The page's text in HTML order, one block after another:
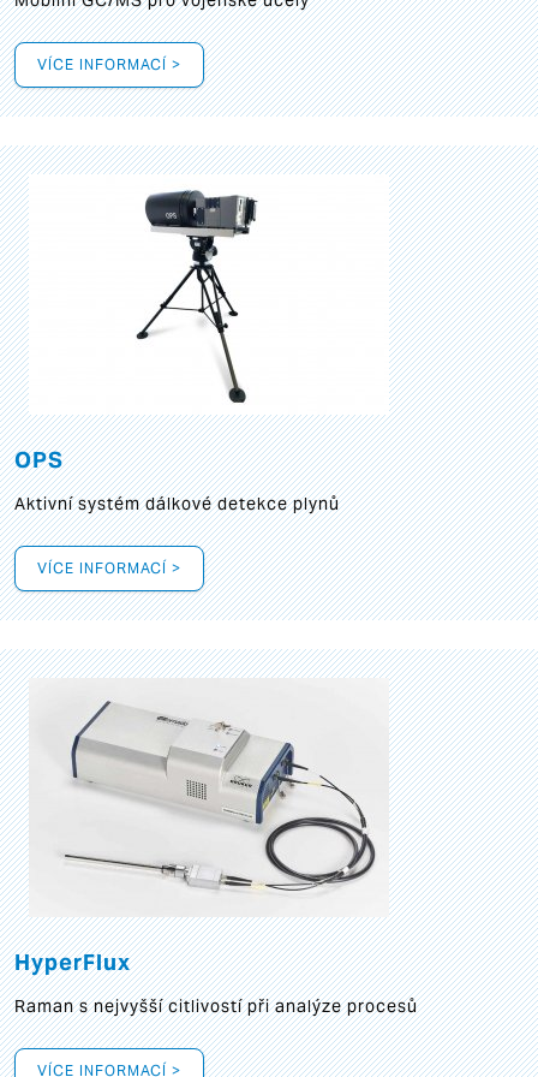
VÍCE INFORMACÍ >
OPS
Aktivní systém dálkové detekce plynů
VÍCE INFORMACÍ >
HyperFlux
Raman s nejvyšší citlivostí při analýze procesů
VÍCE INFORMACÍ >